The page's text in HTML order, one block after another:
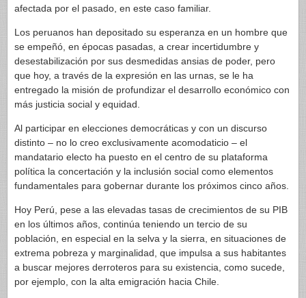
afectada por el pasado, en este caso familiar.
Los peruanos han depositado su esperanza en un hombre que
se empeñó, en épocas pasadas, a crear incertidumbre y
desestabilización por sus desmedidas ansias de poder, pero
que hoy, a través de la expresión en las urnas, se le ha
entregado la misión de profundizar el desarrollo económico con
más justicia social y equidad.
Al participar en elecciones democráticas y con un discurso
distinto – no lo creo exclusivamente acomodaticio – el
mandatario electo ha puesto en el centro de su plataforma
política la concertación y la inclusión social como elementos
fundamentales para gobernar durante los próximos cinco años.
Hoy Perú, pese a las elevadas tasas de crecimientos de su PIB
en los últimos años, continúa teniendo un tercio de su
población, en especial en la selva y la sierra, en situaciones de
extrema pobreza y marginalidad, que impulsa a sus habitantes
a buscar mejores derroteros para su existencia, como sucede,
por ejemplo, con la alta emigración hacia Chile.